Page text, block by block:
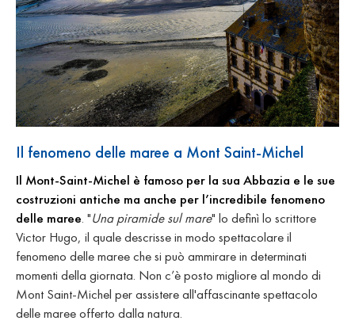
Il fenomeno delle maree a Mont Saint-Michel
Il Mont-Saint-Michel è famoso per la sua Abbazia e le sue
costruzioni antiche ma anche per l’incredibile fenomeno
delle maree. "Una piramide sul mare" lo definì lo scrittore
Victor Hugo, il quale descrisse in modo spettacolare il
fenomeno delle maree che si può ammirare in determinati
momenti della giornata. Non c’è posto migliore al mondo di
Mont Saint-Michel per assistere all'affascinante spettacolo
delle maree offerto dalla natura.